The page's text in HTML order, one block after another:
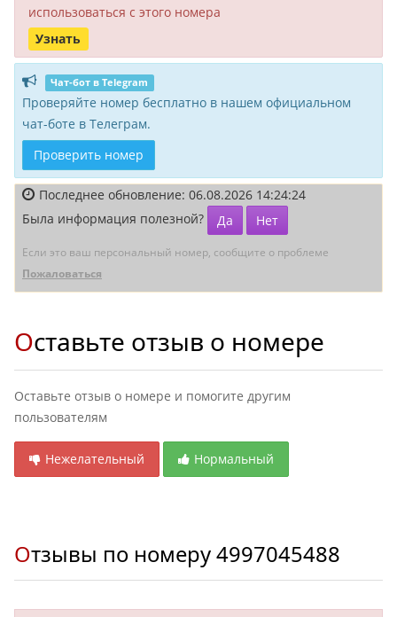
исполь­зоваться с этого номера
Узнать
Чат-бот в Telegram
Проверяйте номер бесплатно в нашем официальном
чат-боте в Телеграм.
Проверить номер
Последнее обновление: 06.08.2026 14:24:24
Была информация полезной?
Да Нет
Если это ваш персональный номер, сообщите о проблеме
Пожаловаться
Оставьте отзыв о номере
Оставьте отзыв о номере и помогите другим
пользователям
Нежелательный Нормальный
Отзывы по номеру4997045488